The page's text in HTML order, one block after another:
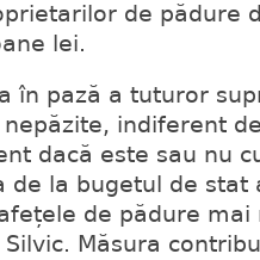
de pădure
lei.
în pază a tuturor
indiferent
dacă este sau nu
de la bugetul de stat
de pădure mai
Măsura